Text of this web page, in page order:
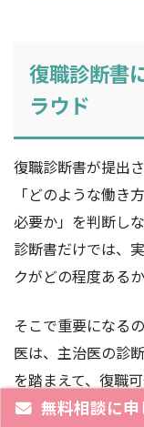
復職診断書
ラウド
復職診断書が提出
「どのような働き
必要か」を判断し
診断書だけでは、
クがどの程度ある
そこで重要になる
医は、主治医の診
を踏まえて、復職
します。人事担当
無料相談に申